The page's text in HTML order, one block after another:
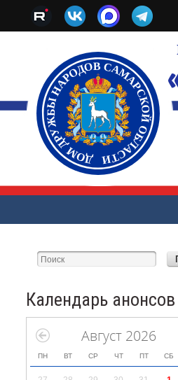
Календарь анонсов
Август 2026
ПН ВТ СР ЧТ ПТ СБ